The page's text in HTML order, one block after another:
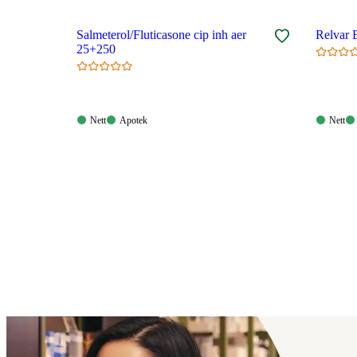
Salmeterol/Fluticasone cip inh aer
25+250
Nett:
Nett
Apotek:
Apotek
Nett:
Nett